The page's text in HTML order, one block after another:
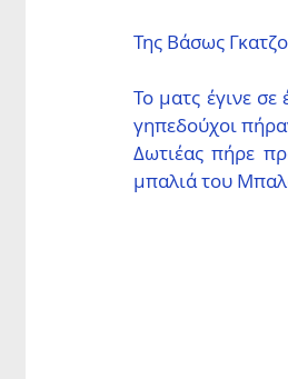
Της Βάσως
Το ματς έγινε σε
γηπεδούχοι
Δωτιέας πήρε
μπαλιά του